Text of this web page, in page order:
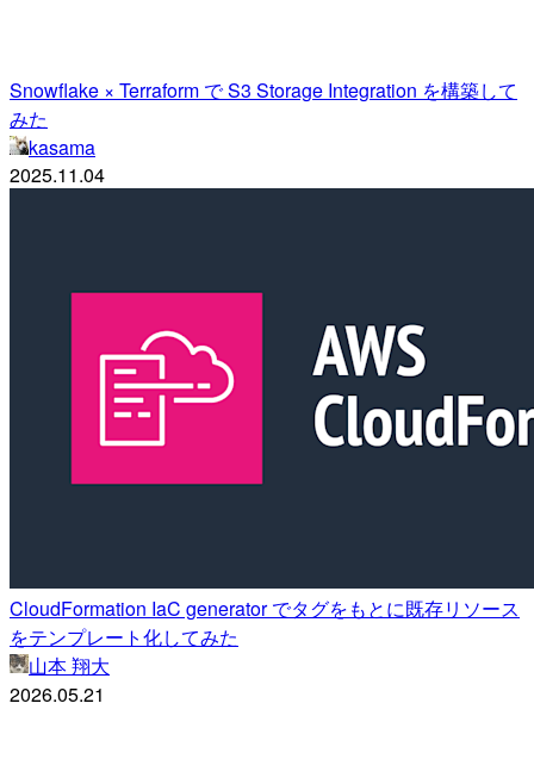
Snowflake × Terraform で S3 Storage Integration を構築して
みた
kasama
2025.11.04
CloudFormation IaC generator でタグをもとに既存リソース
をテンプレート化してみた
山本 翔大
2026.05.21